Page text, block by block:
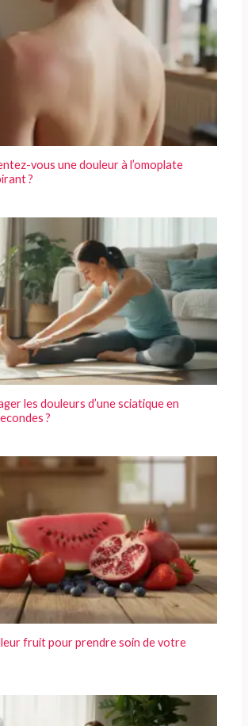
vous une douleur à l’omoplate
?
les douleurs d’une sciatique en
?
fruit pour prendre soin de votre